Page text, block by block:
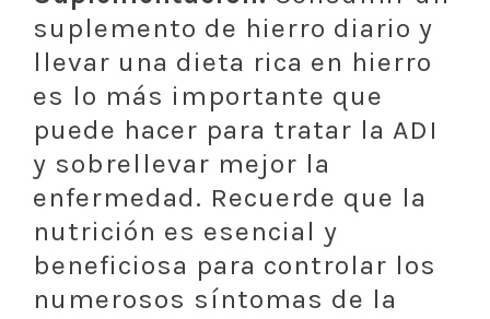
suplemento de hierro diario y
llevar una dieta rica en hierro
es lo más importante que
puede hacer para tratar la ADI
y sobrellevar mejor la
enfermedad. Recuerde que la
nutrición es esencial y
beneficiosa para controlar los
numerosos síntomas de la